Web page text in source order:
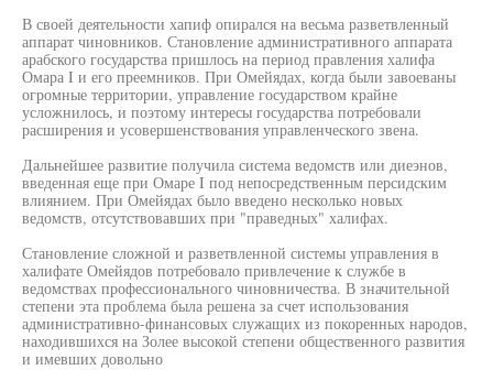
В своей деятельности хапиф опирался на весьма разветвленный
аппарат чиновников. Становление административного аппарата
арабского государства пришлось на период правления халифа
Омара I и его преемников. При Омейядах, когда были завоеваны
огромные территории, управление государством крайне
усложнилось, и поэтому интересы государства потребовали
расширения и усовершенствования управленческого звена.
Дальнейшее развитие получила система ведомств или диеэнов,
введенная еще при Омаре I под непосредственным персидским
влиянием. При Омейядах было введено несколько новых
ведомств, отсутствовавших при "праведных" халифах.
Становление сложной и разветвленной системы управления в
халифате Омейядов потребовало привлечение к службе в
ведомствах профессионального чиновничества. В значительной
степени эта проблема была решена за счет использования
административно-финансовых служащих из покоренных народов,
находившихся на Золее высокой степени общественного развития
и имевших довольно